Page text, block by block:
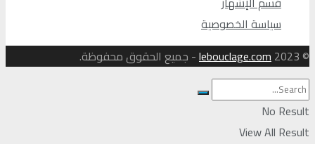
سياسة الخصوصية
© 2023
lebouclage.com- جميع الحقوق محفوظة.
No Result
View All Result